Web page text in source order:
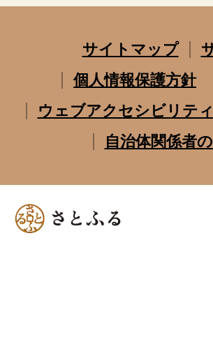
サイトマップ
個人情報保護方針
ウェブアクセシビリテ
自治体関係者